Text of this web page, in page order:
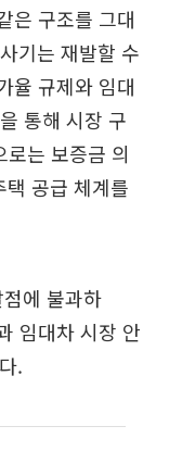
은 구조를 그대
기는 재발할 수
율 규제와 임대
통해 시장 구
는 보증금 의
공급 체계를
에 불과하
임대차 시장 안
.